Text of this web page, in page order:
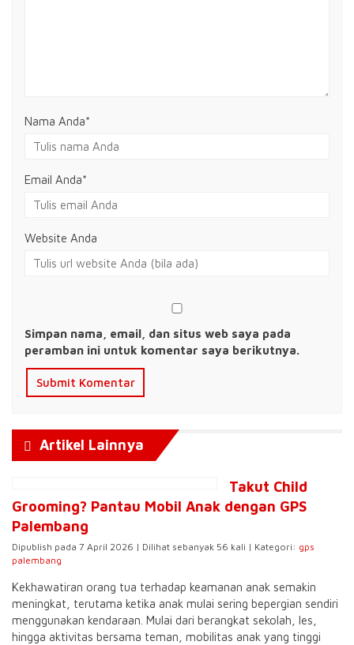
Nama Anda*
Email Anda*
Website Anda
Simpan nama, email, dan situs web saya pada
peramban ini untuk komentar saya berikutnya.
Artikel Lainnya
Takut Child
Grooming? Pantau Mobil Anak dengan GPS
Palembang
Dipublish pada 7 April 2026 | Dilihat sebanyak 56 kali | Kategori: gps
palembang
Kekhawatiran orang tua terhadap keamanan anak semakin
meningkat, terutama ketika anak mulai sering bepergian sendiri
menggunakan kendaraan. Mulai dari berangkat sekolah, les,
hingga aktivitas bersama teman, mobilitas anak yang tinggi